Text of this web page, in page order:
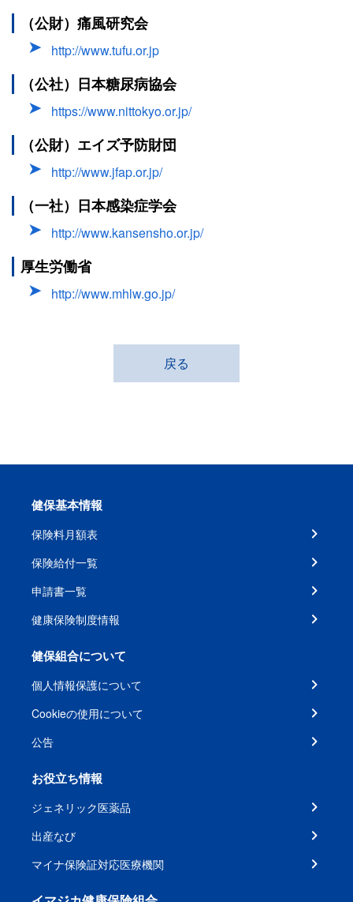
（公財）痛風研究会
http://www.tufu.or.jp
（公社）日本糖尿病協会
https://www.nittokyo.or.jp/
（公財）エイズ予防財団
http://www.jfap.or.jp/
（一社）日本感染症学会
http://www.kansensho.or.jp/
厚生労働省
http://www.mhlw.go.jp/
戻る
健保基本情報
保険料月額表
保険給付一覧
申請書一覧
健康保険制度情報
健保組合について
個人情報保護について
Cookieの使用について
公告
お役立ち情報
ジェネリック医薬品
出産なび
マイナ保険証対応医療機関